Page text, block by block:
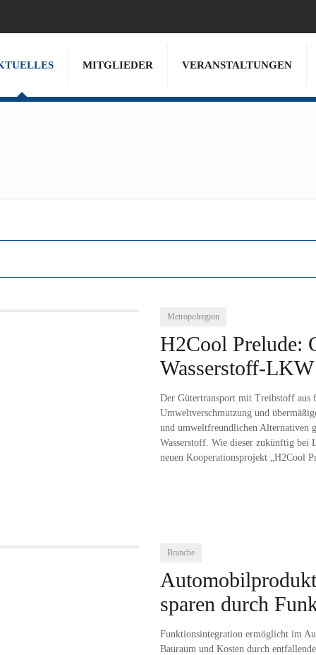
MITGLIEDER VERANSTALTUNGEN
Metropolregion
H2Cool Prelude:
Wasserstoff-LKW
Der Gütertransport mit Treibstoff aus
Umweltverschmutzung und
und umweltfreundlichen Alternativen
Wasserstoff. Wie dieser zukünftig
neuen Kooperationsprojekt „H2Cool
Branche
sparen durch
Funktionsintegration ermöglicht im
Bauraum und Kosten durch